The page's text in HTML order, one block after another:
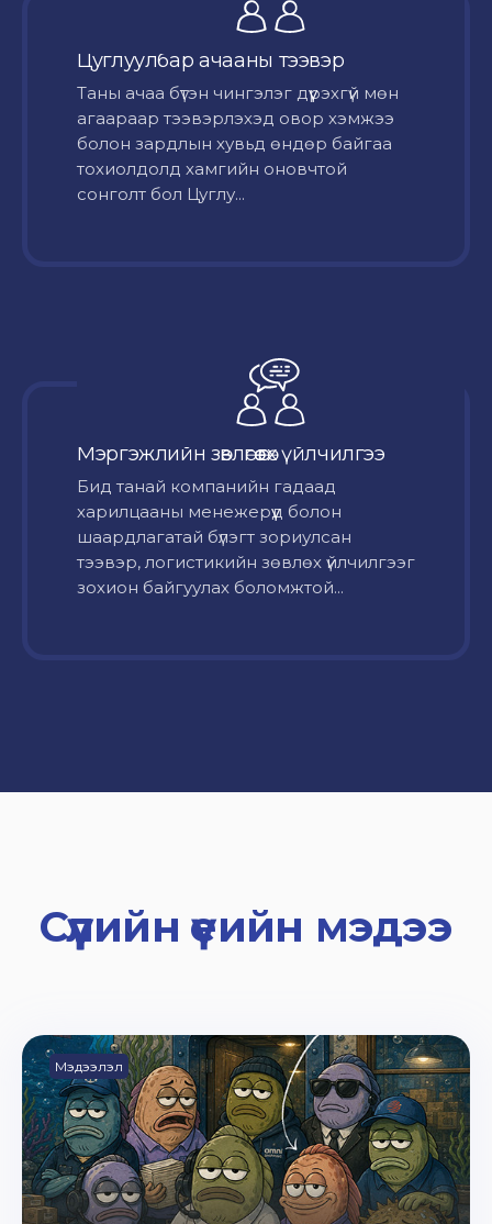
Цуглуулбар ачааны тээвэр
Таны ачаа бүтэн чингэлэг дүүрэхгүй мөн
агаараар тээвэрлэхэд овор хэмжээ
болон зардлын хувьд өндөр байгаа
тохиолдолд хамгийн оновчтой
сонголт бол Цуглу...
Мэргэжлийн зөвлөгөө өгөх үйлчилгээ
Бид танай компанийн гадаад
харилцааны менежерүүд болон
шаардлагатай бүлэгт зориулсан
тээвэр, логистикийн зөвлөх үйлчилгээг
зохион байгуулах боломжтой...
Сүүлийн үеийн мэдээ
Мэдээлэл